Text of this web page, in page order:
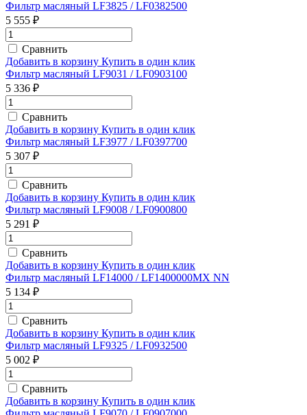
Фильтр масляный LF3825 / LF0382500
5 555 ₽
Сравнить
Добавить в корзину Купить в один клик
Фильтр масляный LF9031 / LF0903100
5 336 ₽
Сравнить
Добавить в корзину Купить в один клик
Фильтр масляный LF3977 / LF0397700
5 307 ₽
Сравнить
Добавить в корзину Купить в один клик
Фильтр масляный LF9008 / LF0900800
5 291 ₽
Сравнить
Добавить в корзину Купить в один клик
Фильтр масляный LF14000 / LF1400000MX NN
5 134 ₽
Сравнить
Добавить в корзину Купить в один клик
Фильтр масляный LF9325 / LF0932500
5 002 ₽
Сравнить
Добавить в корзину Купить в один клик